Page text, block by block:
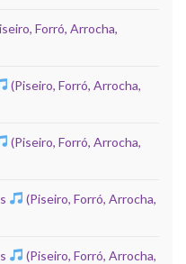
Forró, Arrocha,
(Piseiro, Forró, Arrocha,
(Piseiro, Forró, Arrocha,
(Piseiro, Forró, Arrocha,
(Piseiro, Forró, Arrocha,